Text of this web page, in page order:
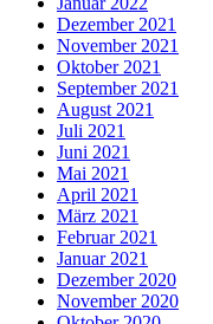
Dezember 2021
November 2021
Oktober 2021
September 2021
August 2021
Juli 2021
Juni 2021
Mai 2021
April 2021
März 2021
Februar 2021
Januar 2021
Dezember 2020
November 2020